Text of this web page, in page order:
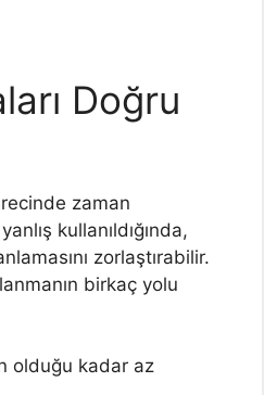
Doğru
zaman
kullanıldığında,
zorlaştırabilir.
birkaç yolu
olduğu kadar az